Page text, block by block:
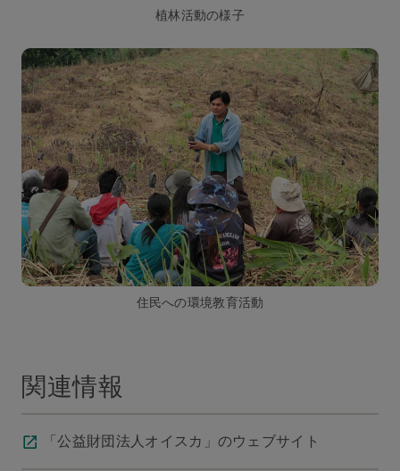
植林活動の様子
住民への環境教育活動
関連情報
「公益財団法人オイスカ」のウェブサイト